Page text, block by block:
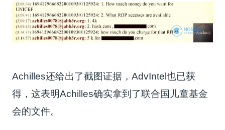
Achilles还给出了截图证据，AdvIntel也已获
得，这表明Achilles确实拿到了联合国儿童基金
会的文件。